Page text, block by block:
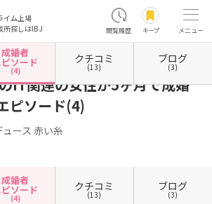
イム上場
所探しはIBJ
閲覧履歴 キープ メニュー
大阪府堺市 大阪府堺市中区 縁結びのプロデュース 赤い糸
IT関連の女性が5ヶ月で成婚
ピソード(4)
ース 赤い糸
成婚者
ソード
(4)
クチコミ
(13)
ブログ
(3)
成婚者
ソード
(4)
クチコミ
(13)
ブログ
(3)